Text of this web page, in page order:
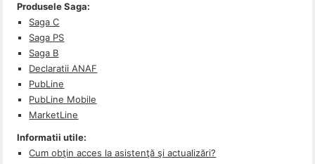
Produsele Saga:
Saga C
Saga PS
Saga B
Declaratii ANAF
PubLine
PubLine Mobile
MarketLine
Informatii utile:
Cum obţin acces la asistenţă şi actualizări?